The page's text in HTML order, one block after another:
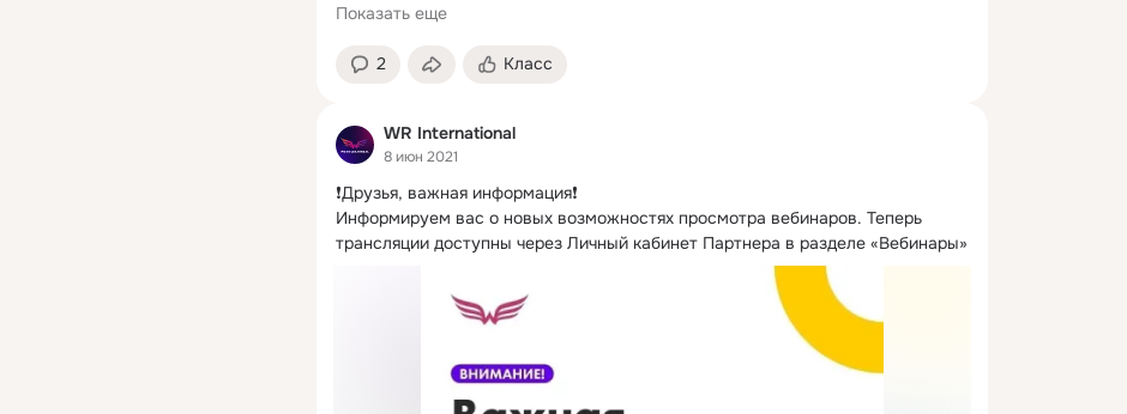
Показать еще
2 Класс
WR International
8 июн 2021
❗️Друзья, важная информация❗️
Информируем вас о новых возможностях просмотра вебинаров. Теперь
трансляции доступны через Личный кабинет Партнера в разделе «Вебинары»